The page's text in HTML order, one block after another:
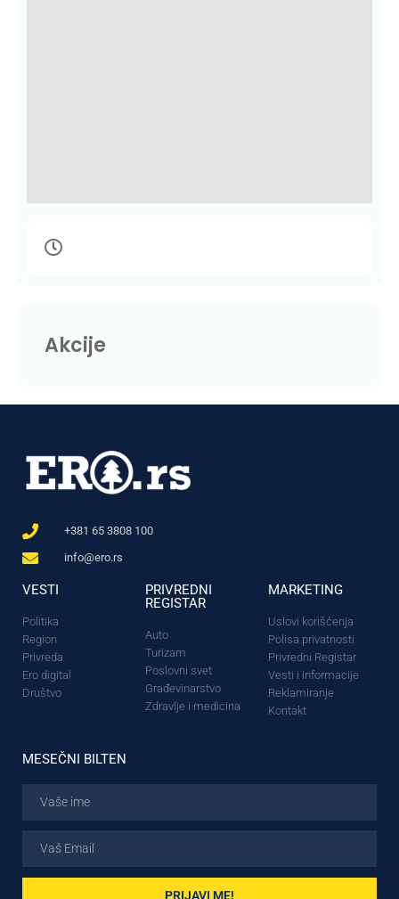
Akcije
+381 65 3808 100
info@ero.rs
VESTI
Politika
Region
Privreda
Ero digital
Društvo
PRIVREDNI
REGISTAR
Auto
Turizam
Poslovni svet
Građevinarstvo
Zdravlje i medicina
MARKETING
Uslovi korišćenja
Polisa privatnosti
Privredni Registar
Vesti i informacije
Reklamiranje
Kontakt
MESEČNI BILTEN
PRIJAVI ME!